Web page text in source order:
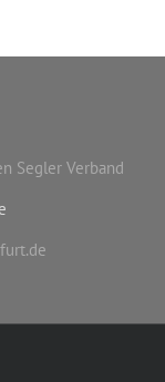
Segler Verband